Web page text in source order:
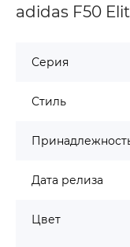
adidas F50
Серия
Стиль
Дата релиза
Цвет